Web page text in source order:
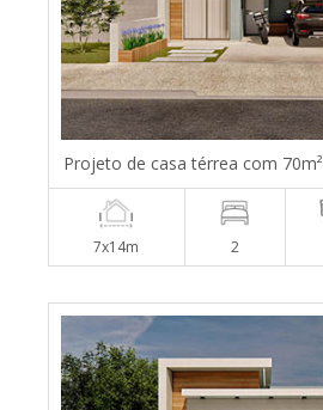
Projeto de casa térrea com 70m²
7x14m 2